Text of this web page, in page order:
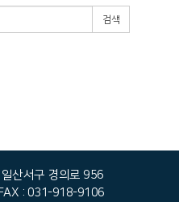
검색
산서구 경의로 956
FAX : 031-918-9106